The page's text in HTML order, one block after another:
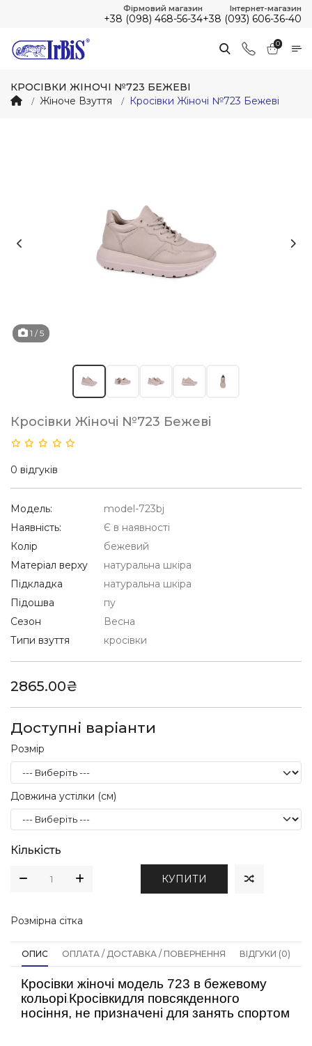
Фірмовий магазин
+38 (098) 468-56-34
Інтернет-магазин
+38 (093) 606-36-40
0
КРОСІВКИ ЖІНОЧІ №723 БЕЖЕВІ
Жіноче Взуття
Кросівки Жіночі №723 Бежеві
1 / 5
Кросівки Жіночі №723 Бежеві
0 відгуків
Модель:
model-723bj
Наявність:
Є в наявності
Колір
бежевий
Матеріал верху
натуральна шкіра
Підкладка
натуральна шкіра
Підошва
пу
Сезон
Весна
Типи взуття
кросівки
2865.00₴
Доступні варіанти
Розмір
Довжина устілки (см)
Кількість
КУПИТИ
Розмірна сітка
ОПИС ОПЛАТА / ДОСТАВКА / ПОВЕРНЕННЯ ВІДГУКИ (0)
Кросівки жіночі модель 723 в бежевому
кольорі.Кросівкидля повсякденного
носіння, не призначені для занять спортом